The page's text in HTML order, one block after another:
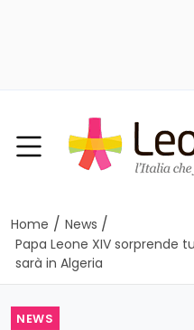
Home / News /
Papa Leone XIV sorprende
sarà in Algeria
NEWS